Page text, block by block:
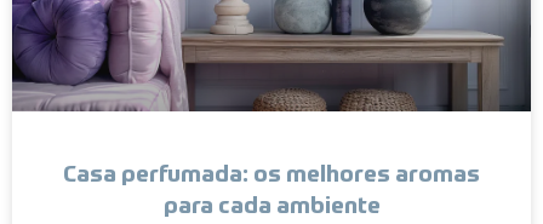
Casa perfumada: os melhores aromas
para cada ambiente